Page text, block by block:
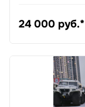
24 000 руб.*